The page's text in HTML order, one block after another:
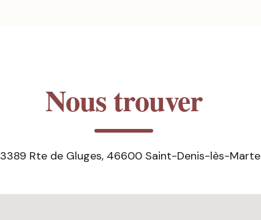
Nous trouver
3389 Rte de Gluges, 46600 Saint-Denis-lès-